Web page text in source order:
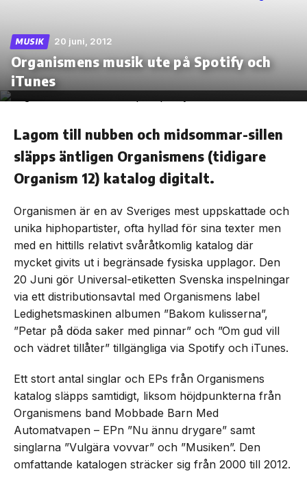
Skip
the
content
MUSIK 20 juni, 2012
Organismens musik ute på Spotify och
iTunes
Lagom till nubben och midsommar-sillen
släpps äntligen Organismens (tidigare
Organism 12) katalog digitalt.
Organismen är en av Sveriges mest uppskattade och
unika hiphopartister, ofta hyllad för sina texter men
med en hittills relativt svåråtkomlig katalog där
mycket givits ut i begränsade fysiska upplagor. Den
20 Juni gör Universal-etiketten Svenska inspelningar
via ett distributionsavtal med Organismens label
Ledighetsmaskinen albumen ”Bakom kulisserna”,
”Petar på döda saker med pinnar” och ”Om gud vill
och vädret tillåter” tillgängliga via Spotify och iTunes.
Ett stort antal singlar och EPs från Organismens
katalog släpps samtidigt, liksom höjdpunkterna från
Organismens band Mobbade Barn Med
Automatvapen – EPn ”Nu ännu drygare” samt
singlarna ”Vulgära vovvar” och ”Musiken”. Den
omfattande katalogen sträcker sig från 2000 till 2012.